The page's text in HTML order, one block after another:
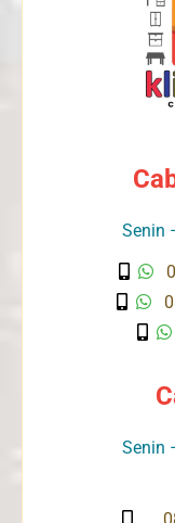
Senin
Senin